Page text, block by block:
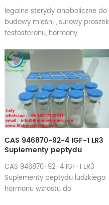
legalne sterydy anaboliczne do
budowy mięśni , surowy proszek
testosteronu, hormony
przyrost mięśni
CAS 946870-92-4 IGF-1 LR3
Suplementy peptydu
do kulturystyki
CAS 946870-92-4 IGF-1 LR3
Suplementy peptydu ludzkiego
hormonu wzrostu do